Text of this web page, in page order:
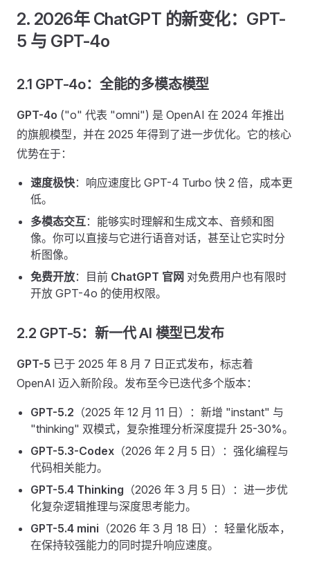
2. 2026年 ChatGPT 的新变化：GPT-
5 与 GPT-4o
2.1 GPT-4o：全能的多模态模型
GPT-4o ("o" 代表 "omni") 是 OpenAI 在 2024 年推出
的旗舰模型，并在 2025 年得到了进一步优化。它的核心
优势在于：
速度极快：响应速度比 GPT-4 Turbo 快 2 倍，成本更
低。
多模态交互：能够实时理解和生成文本、音频和图
像。你可以直接与它进行语音对话，甚至让它实时分
析图像。
免费开放：目前 ChatGPT 官网 对免费用户也有限时
开放 GPT-4o 的使用权限。
2.2 GPT-5：新一代 AI 模型已发布
GPT-5 已于 2025 年 8 月 7 日正式发布，标志着
OpenAI 迈入新阶段。发布至今已迭代多个版本：
GPT-5.2 （2025 年 12 月 11 日）：新增 "instant" 与
"thinking" 双模式，复杂推理分析深度提升 25-30%。
GPT-5.3-Codex （2026 年 2 月 5 日）：强化编程与
代码相关能力。
GPT-5.4 Thinking （2026 年 3 月 5 日）：进一步优
化复杂逻辑推理与深度思考能力。
GPT-5.4 mini （2026 年 3 月 18 日）：轻量化版本，
在保持较强能力的同时提升响应速度。